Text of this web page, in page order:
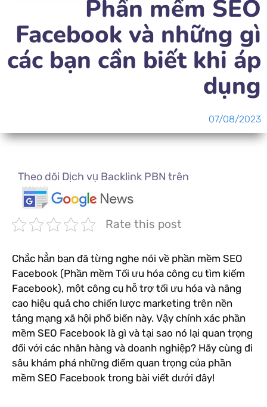
Phần mềm SEO
Facebook và những gì
các bạn cần biết khi áp
dụng
07/08/2023
Theo dõi Dịch vụ Backlink PBN trên
Rate this post
Chắc hẳn bạn đã từng nghe nói về phần mềm SEO
Facebook (Phần mềm Tối ưu hóa công cụ tìm kiếm
Facebook), một công cụ hỗ trợ tối ưu hóa và nâng
cao hiệu quả cho chiến lược marketing trên nền
tảng mạng xã hội phổ biến này. Vậy chính xác phần
mềm SEO Facebook là gì và tại sao nó lại quan trọng
đối với các nhãn hàng và doanh nghiệp? Hãy cùng đi
sâu khám phá những điểm quan trọng của phần
mềm SEO Facebook trong bài viết dưới đây!